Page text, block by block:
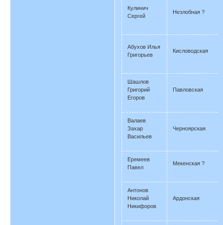
Кулинич
Сергей
Незлобная ?
Абухов Илья
Григорьев
Кисловодская
Шашлов
Григорий
Егоров
Павловская
Валаев
Захар
Васильев
Черноярская
Еремеев
Павел
Мекенская ?
Антонов
Николай
Никифоров
Ардонская